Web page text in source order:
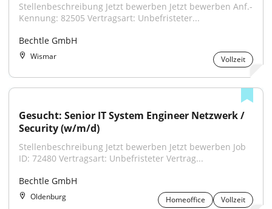
Stellenbeschreibung Jetzt bewerben Jetzt bewerben Anf.-
Kennung: 82505 Vertragsart: Unbefristeter...
Bechtle GmbH
Wismar Vollzeit
Gesucht: Senior IT System Engineer Netzwerk /
Security (w/m/d)
Stellenbeschreibung Jetzt bewerben Jetzt bewerben Job
ID: 72480 Vertragsart: Unbefristeter Vertrag...
Bechtle GmbH
Oldenburg Homeoffice Vollzeit